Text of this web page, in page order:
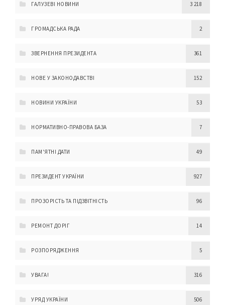
ГАЛУЗЕВІ НОВИНИ 3 218
ГРОМАДСЬКА РАДА 2
ЗВЕРНЕННЯ ПРЕЗИДЕНТА 361
НОВЕ У ЗАКОНОДАВСТВІ 152
НОВИНИ УКРАЇНИ 53
НОРМАТИВНО-ПРАВОВА БАЗА 7
ПАМ'ЯТНІ ДАТИ 49
ПРЕЗИДЕНТ УКРАЇНИ 927
ПРОЗОРІСТЬ ТА ПІДЗВІТНІСТЬ 96
РЕМОНТ ДОРІГ 14
РОЗПОРЯДЖЕННЯ 5
УВАГА! 316
УРЯД УКРАЇНИ 506